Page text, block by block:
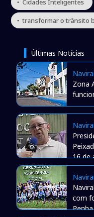
• Cidades Inteligentes
• transformar o trânsito
Últimas Notícias
Zona
16 de
com
Penha